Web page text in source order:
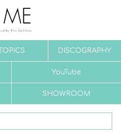
DISCOGRAPHY
YouTube
SHOWROOM